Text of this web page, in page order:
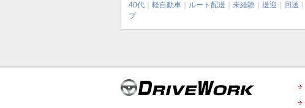
40代 軽自動車 ルート配送 未経験 送迎 回送
プ